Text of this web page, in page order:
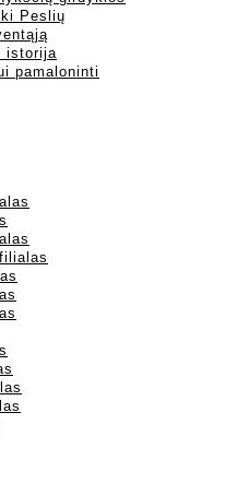
Peslių
istorija
pamaloninti